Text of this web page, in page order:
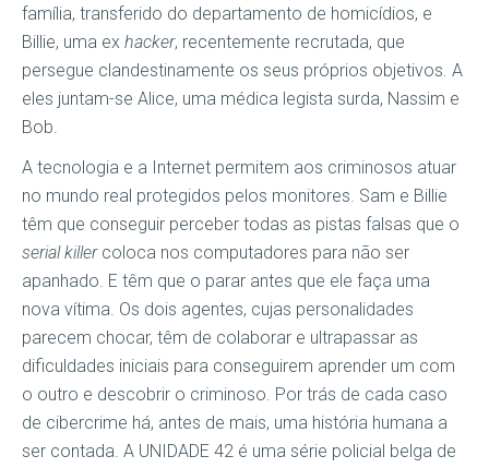
família, transferido do departamento de homicídios, e
Billie, uma ex hacker, recentemente recrutada, que
persegue clandestinamente os seus próprios objetivos. A
eles juntam-se Alice, uma médica legista surda, Nassim e
Bob.
A tecnologia e a Internet permitem aos criminosos atuar
no mundo real protegidos pelos monitores. Sam e Billie
têm que conseguir perceber todas as pistas falsas que o
serial killercoloca nos computadores para não ser
apanhado. E têm que o parar antes que ele faça uma
nova vítima. Os dois agentes, cujas personalidades
parecem chocar, têm de colaborar e ultrapassar as
dificuldades iniciais para conseguirem aprender um com
o outro e descobrir o criminoso. Por trás de cada caso
de cibercrime há, antes de mais, uma história humana a
ser contada. A UNIDADE 42 é uma série policial belga de